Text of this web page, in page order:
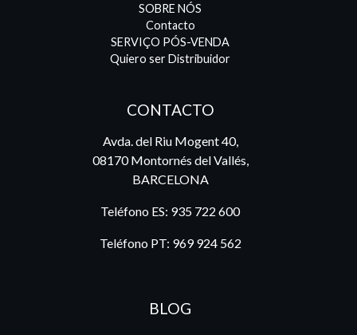
SOBRE NÓS
Contacto
SERVIÇO PÓS-VENDA
Quiero ser Distribuidor
CONTACTO
Avda. del Riu Mogent 40,
08170 Montornés del Vallés,
BARCELONA
Teléfono ES: 935 722 600
Teléfono PT: 969 924 562
BLOG